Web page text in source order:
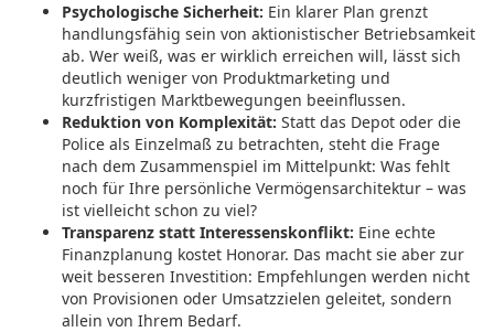
Psychologische Sicherheit: Ein klarer Plan grenzt
handlungsfähig sein von aktionistischer Betriebsamkeit
ab. Wer weiß, was er wirklich erreichen will, lässt sich
deutlich weniger von Produktmarketing und
kurzfristigen Marktbewegungen beeinflussen.
Reduktion von Komplexität: Statt das Depot oder die
Police als Einzelmaß zu betrachten, steht die Frage
nach dem Zusammenspiel im Mittelpunkt: Was fehlt
noch für Ihre persönliche Vermögensarchitektur – was
ist vielleicht schon zu viel?
Transparenz statt Interessenskonflikt: Eine echte
Finanzplanung kostet Honorar. Das macht sie aber zur
weit besseren Investition: Empfehlungen werden nicht
von Provisionen oder Umsatzzielen geleitet, sondern
allein von Ihrem Bedarf.